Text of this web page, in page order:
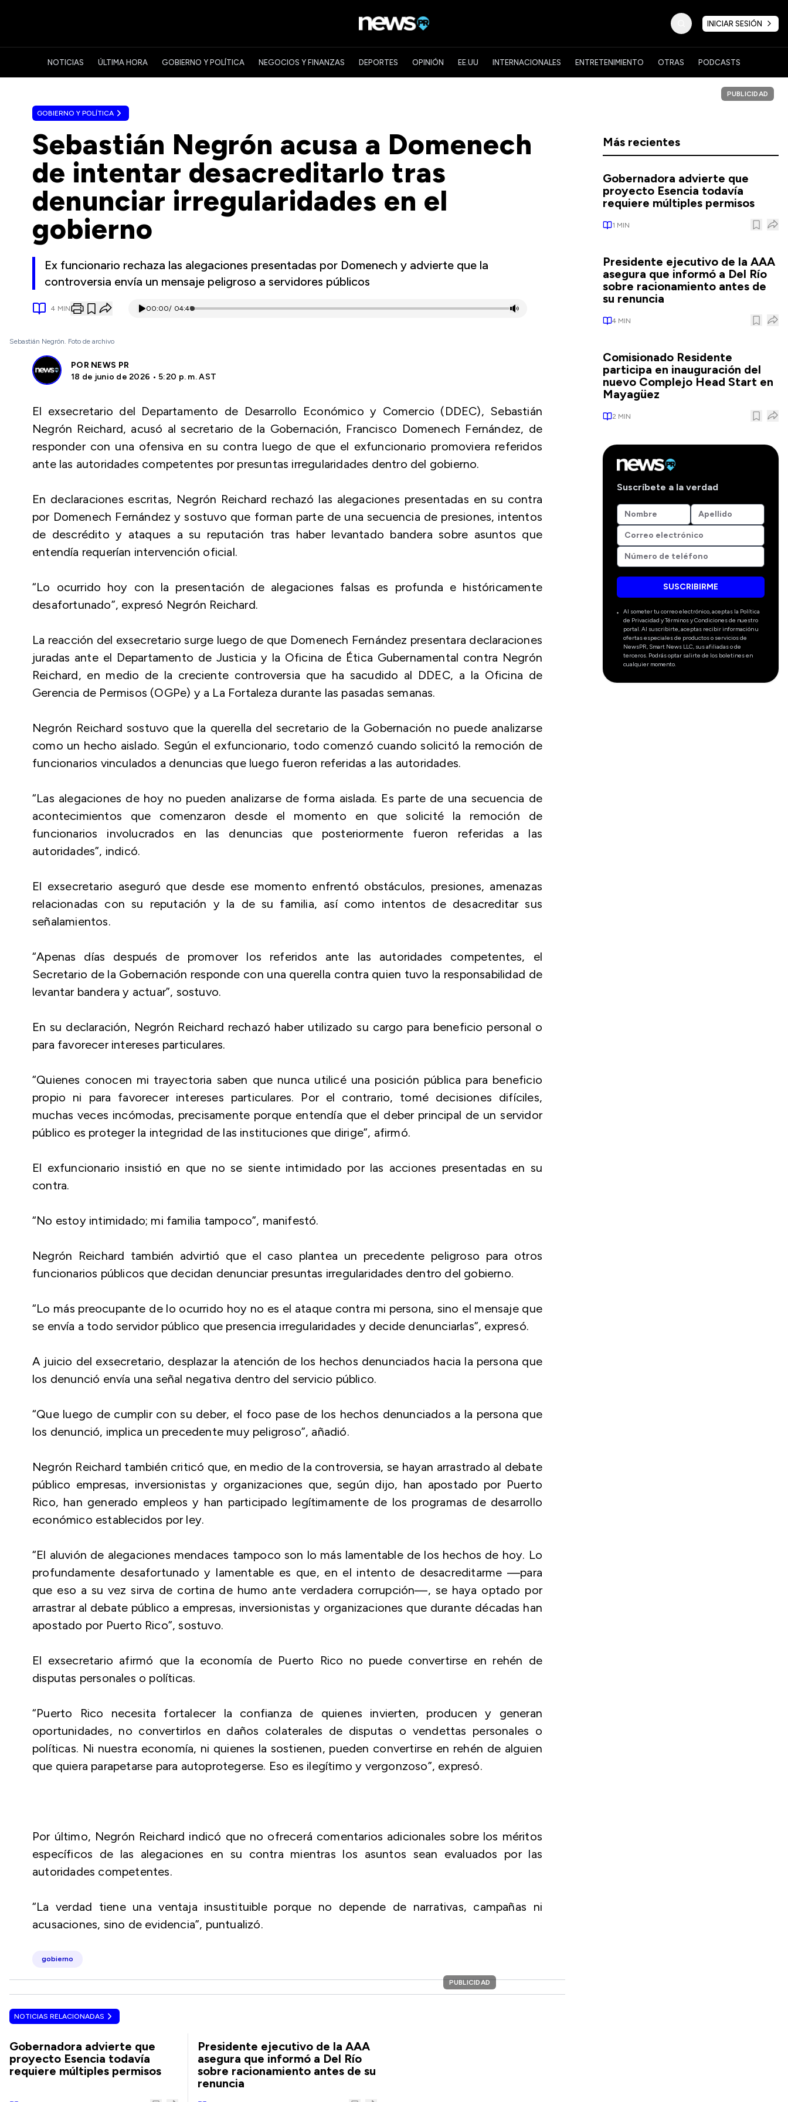
INICIAR SESIÓN
NOTICIAS ÚLTIMA HORA GOBIERNO Y POLÍTICA NEGOCIOS Y FINANZAS DEPORTES OPINIÓN EE.UU INTERNACIONALES ENTRETENIMIENTO OTRAS PODCASTS
GOBIERNO Y POLÍTICA
Sebastián Negrón acusa a Domenech
de intentar desacreditarlo tras
denunciar irregularidades en el
gobierno
Ex funcionario rechaza las alegaciones presentadas por Domenech y advierte que la
controversia envía un mensaje peligroso a servidores públicos
4 MIN 00:00/ 04:41
Sebastián Negrón. Foto de archivo
POR NEWS PR
18 de junio de 2026 • 5:20 p. m. AST
El exsecretario del Departamento de Desarrollo Económico y Comercio (DDEC), Sebastián
Negrón Reichard, acusó al secretario de la Gobernación, Francisco Domenech Fernández, de
responder con una ofensiva en su contra luego de que el exfuncionario promoviera referidos
ante las autoridades competentes por presuntas irregularidades dentro del gobierno.
En declaraciones escritas, Negrón Reichard rechazó las alegaciones presentadas en su contra
por Domenech Fernández y sostuvo que forman parte de una secuencia de presiones, intentos
de descrédito y ataques a su reputación tras haber levantado bandera sobre asuntos que
entendía requerían intervención oficial.
“Lo ocurrido hoy con la presentación de alegaciones falsas es profunda e históricamente
desafortunado”, expresó Negrón Reichard.
La reacción del exsecretario surge luego de que Domenech Fernández presentara declaraciones
juradas ante el Departamento de Justicia y la Oficina de Ética Gubernamental contra Negrón
Reichard, en medio de la creciente controversia que ha sacudido al DDEC, a la Oficina de
Gerencia de Permisos (OGPe) y a La Fortaleza durante las pasadas semanas.
Negrón Reichard sostuvo que la querella del secretario de la Gobernación no puede analizarse
como un hecho aislado. Según el exfuncionario, todo comenzó cuando solicitó la remoción de
funcionarios vinculados a denuncias que luego fueron referidas a las autoridades.
“Las alegaciones de hoy no pueden analizarse de forma aislada. Es parte de una secuencia de
acontecimientos que comenzaron desde el momento en que solicité la remoción de
funcionarios involucrados en las denuncias que posteriormente fueron referidas a las
autoridades”, indicó.
El exsecretario aseguró que desde ese momento enfrentó obstáculos, presiones, amenazas
relacionadas con su reputación y la de su familia, así como intentos de desacreditar sus
señalamientos.
“Apenas días después de promover los referidos ante las autoridades competentes, el
Secretario de la Gobernación responde con una querella contra quien tuvo la responsabilidad de
levantar bandera y actuar”, sostuvo.
En su declaración, Negrón Reichard rechazó haber utilizado su cargo para beneficio personal o
para favorecer intereses particulares.
“Quienes conocen mi trayectoria saben que nunca utilicé una posición pública para beneficio
propio ni para favorecer intereses particulares. Por el contrario, tomé decisiones difíciles,
muchas veces incómodas, precisamente porque entendía que el deber principal de un servidor
público es proteger la integridad de las instituciones que dirige”, afirmó.
El exfuncionario insistió en que no se siente intimidado por las acciones presentadas en su
contra.
“No estoy intimidado; mi familia tampoco”, manifestó.
Negrón Reichard también advirtió que el caso plantea un precedente peligroso para otros
funcionarios públicos que decidan denunciar presuntas irregularidades dentro del gobierno.
“Lo más preocupante de lo ocurrido hoy no es el ataque contra mi persona, sino el mensaje que
se envía a todo servidor público que presencia irregularidades y decide denunciarlas”, expresó.
A juicio del exsecretario, desplazar la atención de los hechos denunciados hacia la persona que
los denunció envía una señal negativa dentro del servicio público.
“Que luego de cumplir con su deber, el foco pase de los hechos denunciados a la persona que
los denunció, implica un precedente muy peligroso”, añadió.
Negrón Reichard también criticó que, en medio de la controversia, se hayan arrastrado al debate
público empresas, inversionistas y organizaciones que, según dijo, han apostado por Puerto
Rico, han generado empleos y han participado legítimamente de los programas de desarrollo
económico establecidos por ley.
“El aluvión de alegaciones mendaces tampoco son lo más lamentable de los hechos de hoy. Lo
profundamente desafortunado y lamentable es que, en el intento de desacreditarme —para
que eso a su vez sirva de cortina de humo ante verdadera corrupción—, se haya optado por
arrastrar al debate público a empresas, inversionistas y organizaciones que durante décadas han
apostado por Puerto Rico”, sostuvo.
El exsecretario afirmó que la economía de Puerto Rico no puede convertirse en rehén de
disputas personales o políticas.
“Puerto Rico necesita fortalecer la confianza de quienes invierten, producen y generan
oportunidades, no convertirlos en daños colaterales de disputas o vendettas personales o
políticas. Ni nuestra economía, ni quienes la sostienen, pueden convertirse en rehén de alguien
que quiera parapetarse para autoprotegerse. Eso es ilegítimo y vergonzoso”, expresó.
Por último, Negrón Reichard indicó que no ofrecerá comentarios adicionales sobre los méritos
específicos de las alegaciones en su contra mientras los asuntos sean evaluados por las
autoridades competentes.
“La verdad tiene una ventaja insustituible porque no depende de narrativas, campañas ni
acusaciones, sino de evidencia”, puntualizó.
gobierno
PUBLICIDAD
NOTICIAS RELACIONADAS
Gobernadora advierte que
proyecto Esencia todavía
requiere múltiples permisos
Presidente ejecutivo de la AAA
asegura que informó a Del Río
sobre racionamiento antes de su
renuncia
PUBLICIDAD
Más recientes
Gobernadora advierte que
proyecto Esencia todavía
requiere múltiples permisos
1 MIN
Presidente ejecutivo de la AAA
asegura que informó a Del Río
sobre racionamiento antes de
su renuncia
4 MIN
Comisionado Residente
participa en inauguración del
nuevo Complejo Head Start en
Mayagüez
2 MIN
Suscríbete a la verdad
SUSCRIBIRME
Al someter tu correo electrónico, aceptas la Política
de Privacidad y Términos y Condiciones de nuestro
portal. Al suscribirte, aceptas recibir información u
ofertas especiales de productos o servicios de
NewsPR, Smart News LLC, sus afiliadas o de
terceros. Podrás optar salirte de los boletines en
cualquier momento.